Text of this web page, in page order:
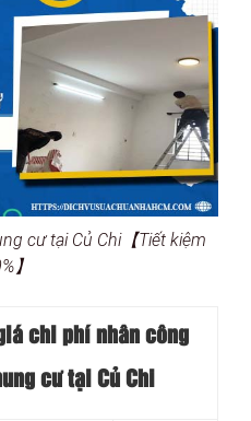
cư tại Củ Chi【Tiết kiệm
】
chi phí nhân công
cư tại Củ Chi